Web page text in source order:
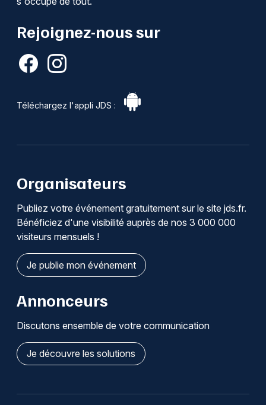
Rejoignez-nous sur
Téléchargez l'appli JDS :
Organisateurs
Publiez votre événement gratuitement sur le site jds.fr.
Bénéficiez d'une visibilité auprès de nos 3 000 000
visiteurs mensuels !
Je publie mon événement
Annonceurs
Discutons ensemble de votre communication
Je découvre les solutions